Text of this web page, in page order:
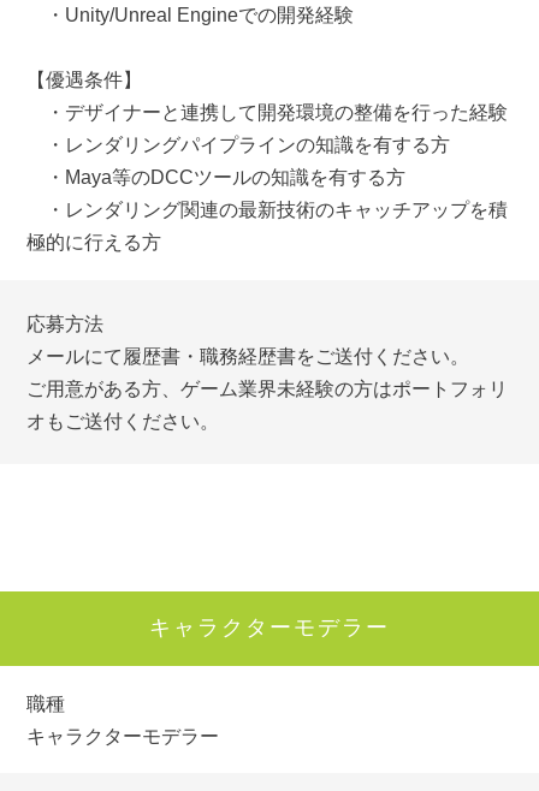
・Unity/Unreal Engineでの開発経験
【優遇条件】
・デザイナーと連携して開発環境の整備を行った経験
・レンダリングパイプラインの知識を有する方
・Maya等のDCCツールの知識を有する方
・レンダリング関連の最新技術のキャッチアップを積
極的に行える方
応募方法
メールにて履歴書・職務経歴書をご送付ください。
ご用意がある方、ゲーム業界未経験の方はポートフォリ
オもご送付ください。
キャラクターモデラー
職種
キャラクターモデラー